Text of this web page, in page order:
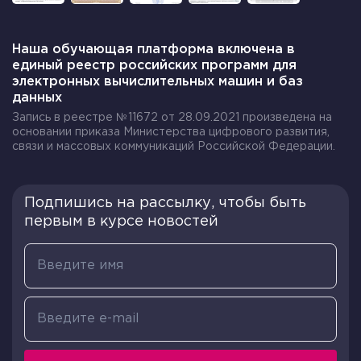
Возможности для решения этой проблемы
включают в себя использование более
экологически чистых транспортных средств,
пересмотр организации городской
транспортной системы, улучшение
инфраструктуры для пешеходов,
Социально-демографическая
сфера
распределение населения, экономическое
развитие и географическую структуру
производства. Некоторые регионы становятся
транспортными центрами благодаря своему
Наша обучающая платформа включена в
единый реестр российских программ для
электронных вычислительных машин и баз
данных
Запись в реестре №11672 от 28.09.2021 произведена на
основании приказа Министерства цифрового развития,
связи и массовых коммуникаций Российской Федерации.
Подпишись на рассылку, чтобы быть
первым в курсе новостей